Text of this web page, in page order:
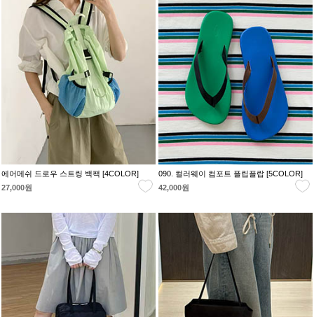
에어메쉬 드로우 스트링 백팩 [4COLOR]
27,000원
090. 컬러웨이 컴포트 플립플랍 [5COLOR]
42,000원